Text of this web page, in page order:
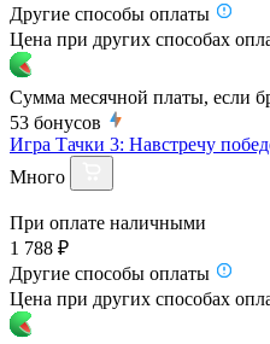
Другие способы оплаты
Цена при других способах
Сумма месячной платы, если
53 бонусов
Игра Тачки 3: Навстречу
Много
При оплате наличными
1 788 ₽
Другие способы оплаты
Цена при других способах